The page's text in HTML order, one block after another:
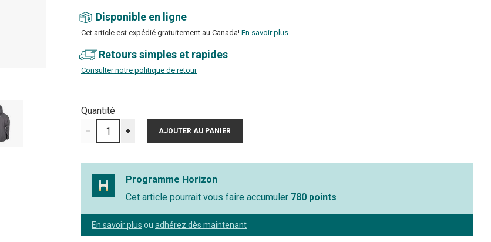
Disponible en ligne
Cet article est expédié gratuitement au Canada! En savoir plus
Retours simples et rapides
Consulter notre politique de retour
Quantité
Programme Horizon
Cet article pourrait vous faire accumuler 780 points
En savoir plus ou adhérez dès maintenant